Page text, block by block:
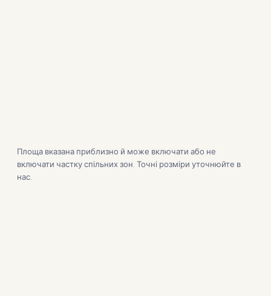
Площа вказана приблизно й може включати або не
включати частку спільних зон. Точні розміри уточнюйте в
нас.